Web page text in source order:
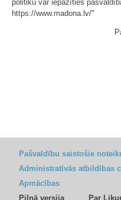
politiku var iepazīties
https://www.madona.lv/"
Pašvaldību saistošie
Administratīvās atbildības
Apmācības
Pilnā versija
Par